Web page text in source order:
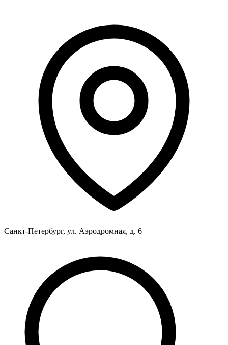
Санкт-Петербург, ул. Аэродромная, д. 6